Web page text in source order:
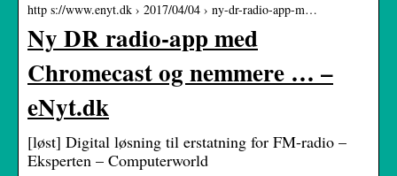
http s://www.enyt.dk › 2017/04/04 › ny-dr-radio-app-m…
Ny DR radio-app med
Chromecast og nemmere … –
eNyt.dk
[løst] Digital løsning til erstatning for FM-radio –
Eksperten – Computerworld